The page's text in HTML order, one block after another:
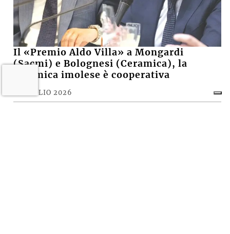
Il «Premio Aldo Villa» a Mongardi
(Sacmi) e Bolognesi (Ceramica), la
ceramica imolese è cooperativa
17 LUGLIO 2026